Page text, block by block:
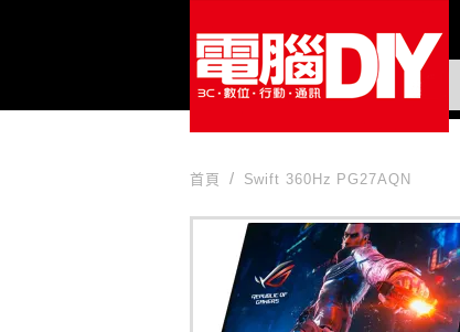
首頁 Swift 360Hz PG27AQN
Swift 360Hz PG27AQN